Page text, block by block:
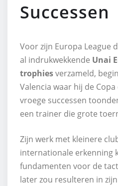
Successen
Voor zijn Europa League
al indrukwekkende Unai
trophiesverzameld,
Valencia waar hij de Copa
vroege successen
een trainer die grote
Zijn werk met kleinere
internationale erkenning
fundamenten voor de
later zou resulteren in